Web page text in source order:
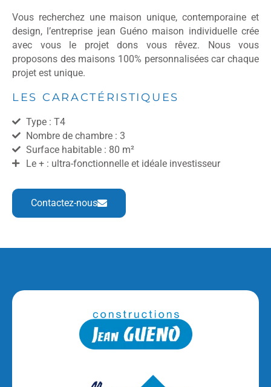
Vous recherchez une maison unique, contemporaine et
design, l’entreprise jean Guéno maison individuelle crée
avec vous le projet dons vous rêvez. Nous vous
proposons des maisons 100% personnalisées car chaque
projet est unique.
LES CARACTÉRISTIQUES
Type : T4
Nombre de chambre : 3
Surface habitable : 80 m²
Le + : ultra-fonctionnelle et idéale investisseur
Contactez-nous